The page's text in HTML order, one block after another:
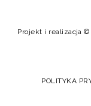
Projekt i realizacja
POLITYKA